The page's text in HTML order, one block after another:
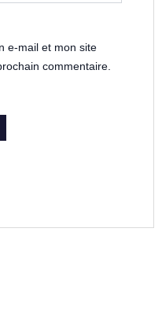
e-mail et mon site
commentaire.